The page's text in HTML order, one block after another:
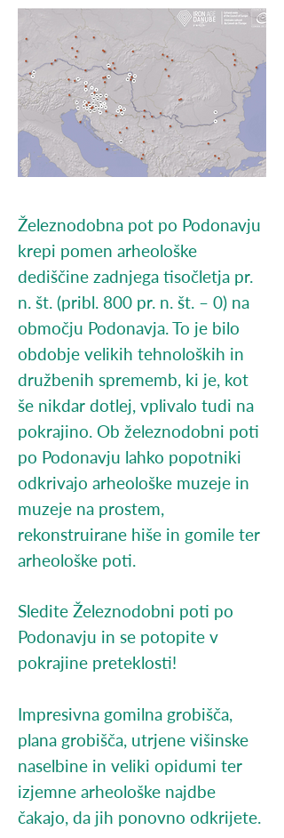
Železnodobna pot po Podonavju
krepi pomen arheološke
dediščine zadnjega tisočletja pr.
n. št. (pribl. 800 pr. n. št. – 0) na
območju Podonavja. To je bilo
obdobje velikih tehnoloških in
družbenih sprememb, ki je, kot
še nikdar dotlej, vplivalo tudi na
pokrajino. Ob železnodobni poti
po Podonavju lahko popotniki
odkrivajo arheološke muzeje in
muzeje na prostem,
rekonstruirane hiše in gomile ter
arheološke poti.
Sledite Železnodobni poti po
Podonavju in se potopite v
pokrajine preteklosti!
Impresivna gomilna grobišča,
plana grobišča, utrjene višinske
naselbine in veliki opidumi ter
izjemne arheološke najdbe
čakajo, da jih ponovno odkrijete.